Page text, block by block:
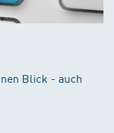
Blick - auch